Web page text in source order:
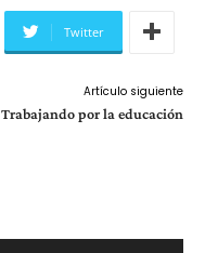
Twitter
Artículo siguiente
Trabajando por la educación